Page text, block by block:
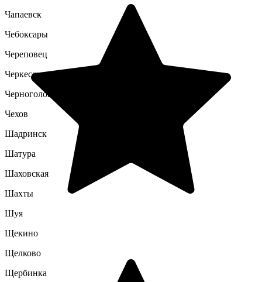
Чапаевск
Чебоксары
Череповец
Черкесск
Черноголовка
Чехов
Шадринск
Шатура
Шаховская
Шахты
Шуя
Щекино
Щелково
Щербинка